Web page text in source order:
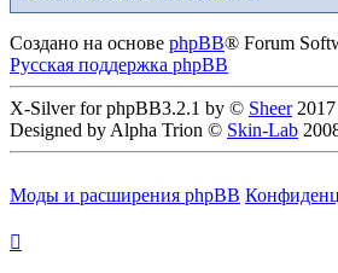
Создано на основе phpBB® Forum
Русская поддержка phpBB
X-Silver for phpBB3.2.1 by © Sheer2017
Designed by Alpha Trion © Skin-Lab
Моды и расширения phpBB